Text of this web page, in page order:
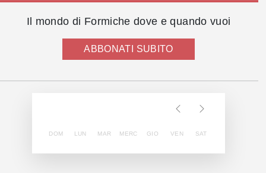
Il mondo di Formiche dove e quando vuoi
ABBONATI SUBITO
DOM LUN MAR MERC GIO VEN SAT